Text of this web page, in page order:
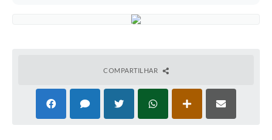
Carta de Serviços
COMPARTILHAR